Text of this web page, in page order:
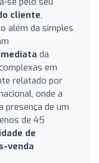
cliente,
além da simples
da
em
relatado por
onde a
presença de um
de 45
de
venda